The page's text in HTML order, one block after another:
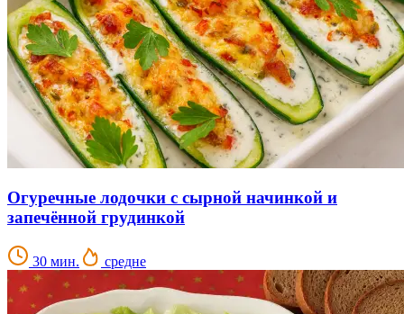
Огуречные лодочки с сырной начинкой и
запечённой грудинкой
30 мин. средне